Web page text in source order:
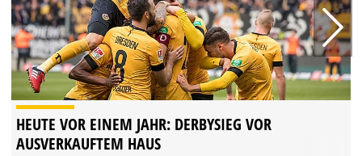
HEUTE VOR EINEM JAHR: DERBYSIEG VOR
AUSVERKAUFTEM HAUS